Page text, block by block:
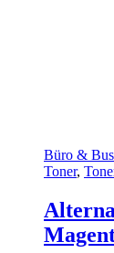
Büro &
Toner,